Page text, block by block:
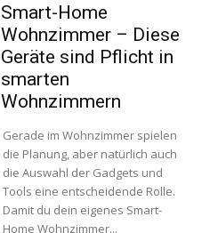
Smart-Home
Wohnzimmer – Diese
Geräte sind Pflicht in
smarten
Wohnzimmern
Gerade im Wohnzimmer spielen
die Planung, aber natürlich auch
die Auswahl der Gadgets und
Tools eine entscheidende Rolle.
Damit du dein eigenes Smart-
Home Wohnzimmer...